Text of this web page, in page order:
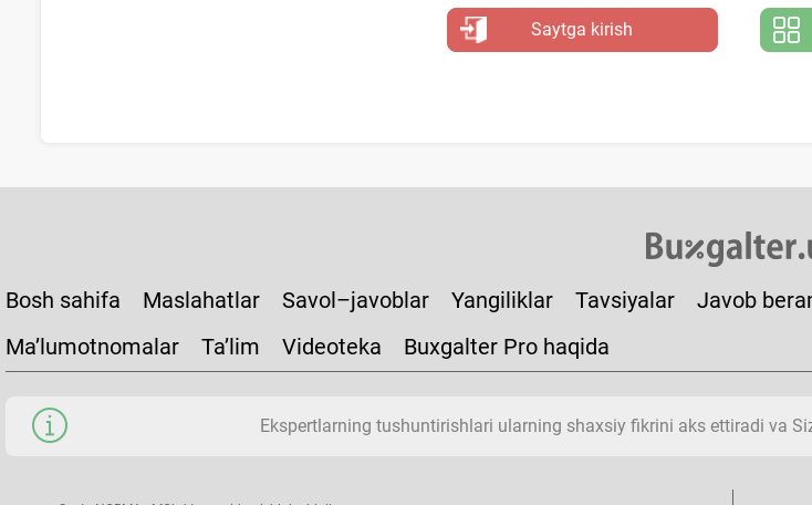
Saytga kirish
Bosh sahifa Maslahatlar Savol–javoblar Yangiliklar Tavsiyalar Javob
Ma’lumotnomalar
Ta’lim Videoteka Buxgalter Pro haqida
Ekspertlarning tushuntirishlari ularning shaхsiy fikrini aks ettiradi va